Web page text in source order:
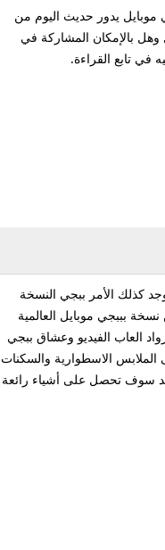
موبايل يدور حديث اليوم من
بالإمكان المشاركة في
في تابع القراءة.
كذلك الأمر ببجي النسخة
بببجي موبايل العالمية
العاب الفيديو وعشاق ببجي
الاسطوارية والسكنات
سوف تحصل على أشياء رائعة